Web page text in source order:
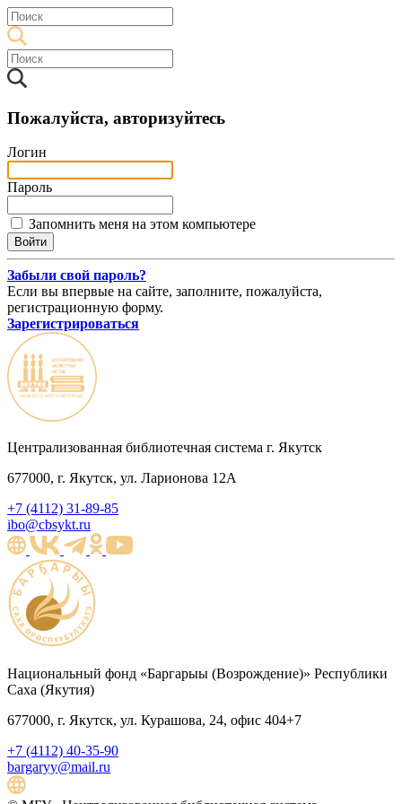
Пожалуйста, авторизуйтесь
Логин
Пароль
Запомнить меня на этом компьютере
Забыли свой пароль?
Если вы впервые на сайте, заполните, пожалуйста,
регистрационную форму.
Зарегистрироваться
Централизованная библиотечная система г. Якутск
677000, г. Якутск, ул. Ларионова 12А
+7 (4112) 31-89-85
ibo@cbsykt.ru
Национальный фонд «Баргарыы (Возрождение)» Республики
Саха (Якутия)
677000, г. Якутск, ул. Курашова, 24, офис 404+7
+7 (4112) 40-35-90
bargaryy@mail.ru